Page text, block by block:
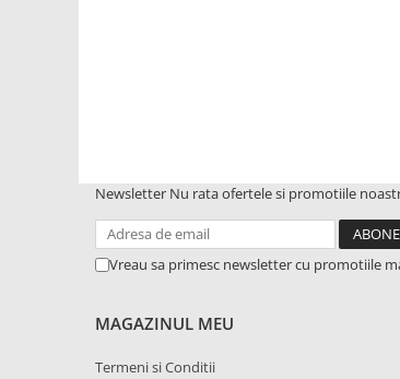
1.8.9. Pompe ambreiaj
1.8.11. Ambreaje lamelare și
Newsletter Nu rata ofertele si promotiile
Vreau sa primesc newsletter cu promotiile
MAGAZINUL MEU
Termeni si Conditii